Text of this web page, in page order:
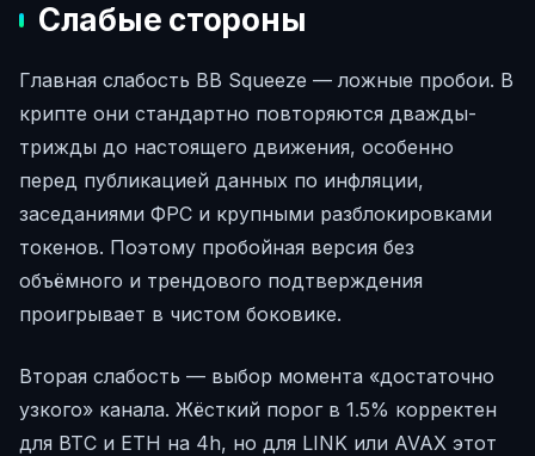
Слабые стороны
Главная слабость BB Squeeze — ложные пробои. В
крипте они стандартно повторяются дважды-
трижды до настоящего движения, особенно
перед публикацией данных по инфляции,
заседаниями ФРС и крупными разблокировками
токенов. Поэтому пробойная версия без
объёмного и трендового подтверждения
проигрывает в чистом боковике.
Вторая слабость — выбор момента «достаточно
узкого» канала. Жёсткий порог в 1.5% корректен
для BTC и ETH на 4h, но для LINK или AVAX этот